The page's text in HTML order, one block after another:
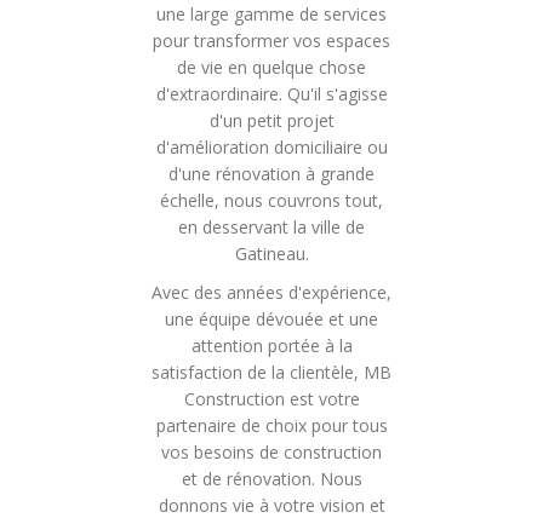
une large gamme de services
pour transformer vos espaces
de vie en quelque chose
d'extraordinaire. Qu'il s'agisse
d'un petit projet
d'amélioration domiciliaire ou
d'une rénovation à grande
échelle, nous couvrons tout,
en desservant la ville de
Gatineau.
Avec des années d'expérience,
une équipe dévouée et une
attention portée à la
satisfaction de la clientèle, MB
Construction est votre
partenaire de choix pour tous
vos besoins de construction
et de rénovation. Nous
donnons vie à votre vision et